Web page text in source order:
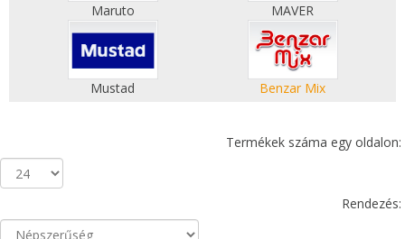
Maruto MAVER
Mustad Benzar Mix
Termékek száma egy oldalon:
Rendezés: